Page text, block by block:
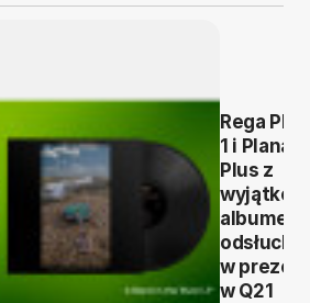
Rega
1 i Planar 1
Plus z
albumem
w
w Q21